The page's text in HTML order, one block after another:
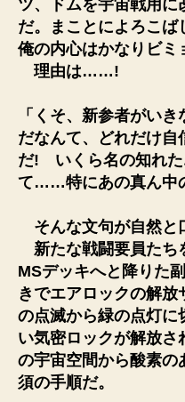
ツ、ドムを宇宙戦用
だ。まことによろこば
俺の内心はかなりビミ
理由は……!
「くそ、新参者がい
だなんて、どれだけ
だ! いくら名の知れた
て……特にあの真ん中
そんな文句が自然と
新たな戦闘要員たち
MSデッキへと降りた
きでエアロックの解
の点滅から緑の点灯に
い気密ロックが解放
の宇宙空間から酸素の
須の手順だ。